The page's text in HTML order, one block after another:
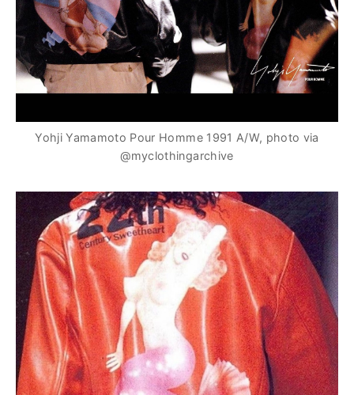
Yohji Yamamoto Pour Homme 1991 A/W, photo via
@myclothingarchive